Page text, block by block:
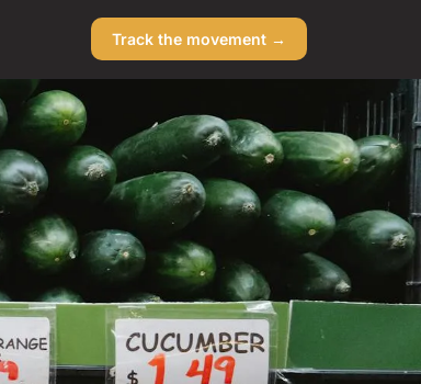
Track the movement →